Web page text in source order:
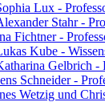
Lux -
Stahr -
Fichtner -
Kube -
Gelbrich -
Schneider -
Wetzig und